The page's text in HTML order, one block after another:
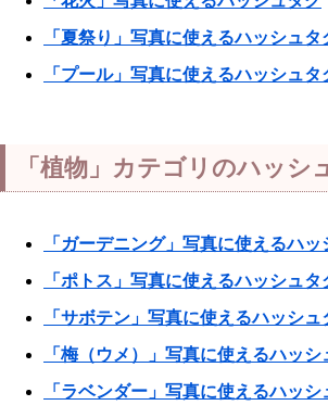
「夏祭り」写真に使えるハッシュタ
「プール」写真に使えるハッシュタ
「植物」カテゴリのハッシ
「ガーデニング」写真に使えるハッ
「ポトス」写真に使えるハッシュタ
「サボテン」写真に使えるハッシュ
「梅（ウメ）」写真に使えるハッシ
「ラベンダー」写真に使えるハッシ